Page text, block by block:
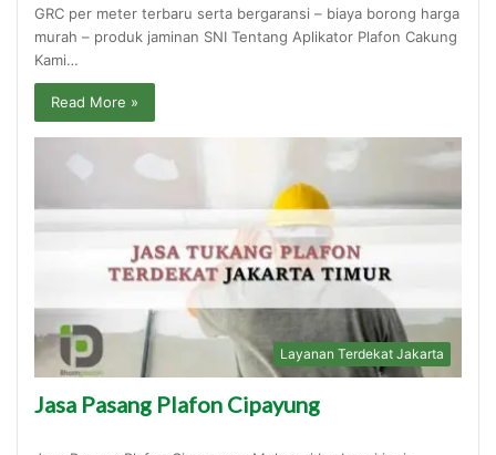
GRC per meter terbaru serta bergaransi – biaya borong harga
murah – produk jaminan SNI Tentang Aplikator Plafon Cakung
Kami…
Read More »
Layanan Terdekat Jakarta
Jasa Pasang Plafon Cipayung